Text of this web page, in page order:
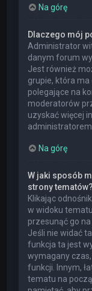
Na górę
Dlaczego mój
Administrator
danym forum
Jest również
grupie, która
polegające na
moderatorów
uzyskać więcej
Na górę
W jaki sposób
strony tematów?
Klikając
w widoku
przesunąć go
Jeśli nie widać
funkcja ta jest
wymagany
funkcji. Innym,
tematu na